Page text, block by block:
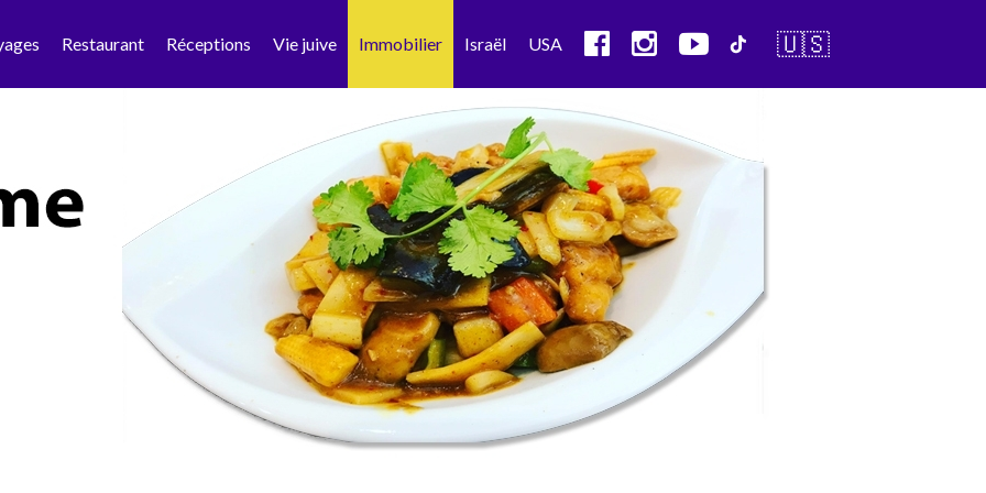
Restaurant Réceptions Vie juive Immobilier Israël USA 🇺🇸